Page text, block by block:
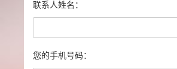
联系人姓名：
您的手机号码：